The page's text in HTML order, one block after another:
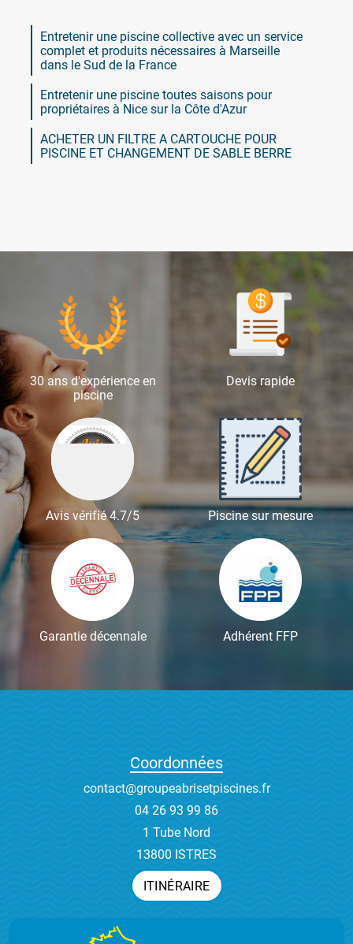
Entretenir une piscine collective avec un service
complet et produits nécessaires à Marseille
dans le Sud de la France
Entretenir une piscine toutes saisons pour
propriétaires à Nice sur la Côte d'Azur
ACHETER UN FILTRE A CARTOUCHE POUR
PISCINE ET CHANGEMENT DE SABLE BERRE
30 ans d'expérience en
piscine
Devis rapide
Avis vérifié 4.7/5 Piscine sur mesure
Garantie décennale Adhérent FFP
Coordonnées
contact@groupeabrisetpiscines.fr
04 26 93 99 86
1 Tube Nord
13800 ISTRES
ITINÉRAIRE